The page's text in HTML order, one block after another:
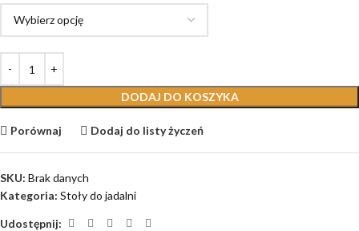
DODAJ DO KOSZYKA
Porównaj Dodaj do listy życzeń
SKU: Brak danych
Kategoria: Stoły do jadalni
Udostępnij: